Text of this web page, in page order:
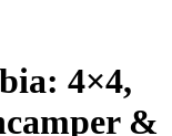
4×4,
&